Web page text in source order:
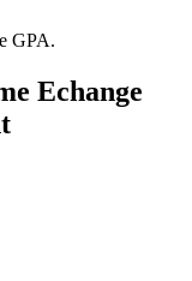
GPA.
Echange